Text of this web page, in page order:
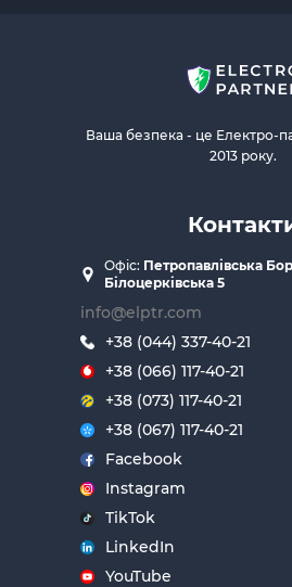
Ваша безпека - це Електро-
2013 року.
Офіс: Петропавлівська
Білоцерківська 5
info@elptr.com
+38 (044) 337-40-21
+38 (066) 117-40-21
+38 (073) 117-40-21
+38 (067) 117-40-21
Facebook
Instagram
TikTok
LinkedIn
YouTube